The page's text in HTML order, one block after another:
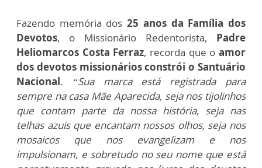
Fazendo memória dos25 anos da Família dos
Devotos, o Missionário Redentorista, Padre
Heliomarcos Costa Ferraz, recorda que oamor
dos devotos missionários constrói o Santuário
Nacional. “Sua marca está registrada para
sempre na casa Mãe Aparecida, seja nos tijolinhos
que contam parte da nossa história, seja nas
telhas azuis que encantam nossos olhos, seja nos
mosaicos que nos evangelizam e nos
impulsionam, e sobretudo no seu nome que está